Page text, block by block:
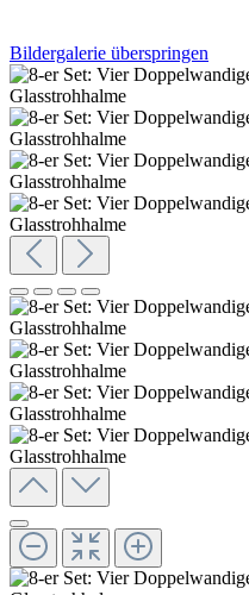
Bildergalerie überspringen